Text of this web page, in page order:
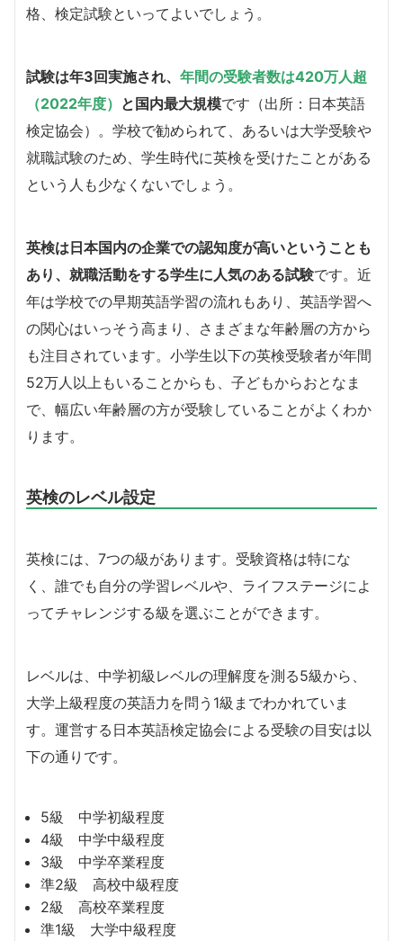
格、検定試験といってよいでしょう。
試験は年3回実施され、 年間の受験者数は420万人超
（2022年度） と国内最大規模です（出所：日本英語
検定協会）。学校で勧められて、あるいは大学受験や
就職試験のため、学生時代に英検を受けたことがある
という人も少なくないでしょう。
英検は日本国内の企業での認知度が高いということも
あり、就職活動をする学生に人気のある試験です。近
年は学校での早期英語学習の流れもあり、英語学習へ
の関心はいっそう高まり、さまざまな年齢層の方から
も注目されています。小学生以下の英検受験者が年間
52万人以上もいることからも、子どもからおとなま
で、幅広い年齢層の方が受験していることがよくわか
ります。
英検のレベル設定
英検には、7つの級があります。受験資格は特にな
く、誰でも自分の学習レベルや、ライフステージによ
ってチャレンジする級を選ぶことができます。
レベルは、中学初級レベルの理解度を測る5級から、
大学上級程度の英語力を問う1級までわかれていま
す。運営する日本英語検定協会による受験の目安は以
下の通りです。
5級 中学初級程度
4級 中学中級程度
3級 中学卒業程度
準2級 高校中級程度
2級 高校卒業程度
準1級 大学中級程度